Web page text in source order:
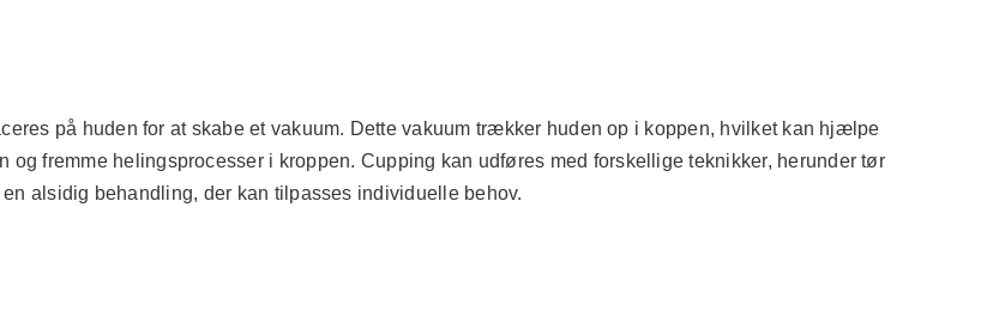
på huden for at skabe et vakuum. Dette vakuum trækker huden op i koppen, hvilket kan hjælpe
fremme helingsprocesser i kroppen. Cupping kan udføres med forskellige teknikker, herunder tør
alsidig behandling, der kan tilpasses individuelle behov.